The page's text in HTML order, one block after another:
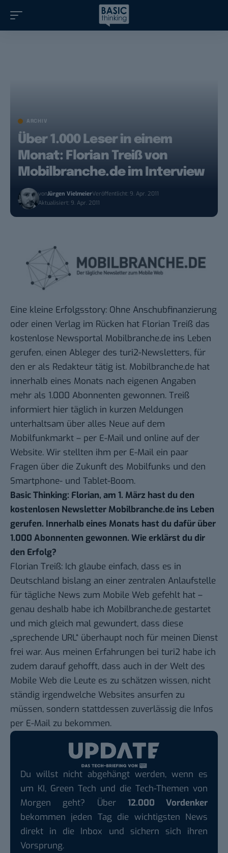
ARCHIV
Über 1.000 Leser in einem
Monat: Florian Treiß von
Mobilbranche.de im Interview
vonJürgen VielmeierVeröffentlicht: 9. Apr. 2011
Aktualisiert: 9. Apr. 2011
Eine kleine Erfolgsstory: Ohne Anschubfinanzierung
oder einen Verlag im Rücken hat Florian Treiß das
kostenlose Newsportal Mobilbranche.de ins Leben
gerufen, einen Ableger des turi2-Newsletters, für
den er als Redakteur tätig ist. Mobilbranche.de hat
innerhalb eines Monats nach eigenen Angaben
mehr als 1.000 Abonnenten gewonnen. Treiß
informiert hier täglich in kurzen Meldungen
unterhaltsam über alles Neue auf dem
Mobilfunkmarkt – per E-Mail und online auf der
Website. Wir stellten ihm per E-Mail ein paar
Fragen über die Zukunft des Mobilfunks und den
Smartphone- und Tablet-Boom.
Basic Thinking: Florian, am 1. März hast du den
kostenlosen Newsletter Mobilbranche.de ins Leben
gerufen. Innerhalb eines Monats hast du dafür über
1.000 Abonnenten gewonnen. Wie erklärst du dir
den Erfolg?
Florian Treiß: Ich glaube einfach, dass es in
Deutschland bislang an einer zentralen Anlaufstelle
für tägliche News zum Mobile Web gefehlt hat –
genau deshalb habe ich Mobilbranche.de gestartet
und mich gleich mal gewundert, dass diese
„sprechende URL“ überhaupt noch für meinen Dienst
frei war. Aus meinen Erfahrungen bei turi2 habe ich
zudem darauf gehofft, dass auch in der Welt des
Mobile Web die Leute es zu schätzen wissen, nicht
ständig irgendwelche Websites ansurfen zu
müssen, sondern stattdessen zuverlässig die Infos
per E-Mail zu bekommen.
Du willst nicht abgehängt werden, wenn es
um KI, Green Tech und die Tech-Themen von
Morgen geht? Über 12.000 Vordenker
bekommen jeden Tag die wichtigsten News
direkt in die Inbox und sichern sich ihren
Vorsprung.